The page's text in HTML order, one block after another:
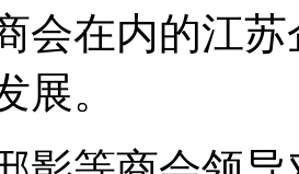
会在内的江
展。